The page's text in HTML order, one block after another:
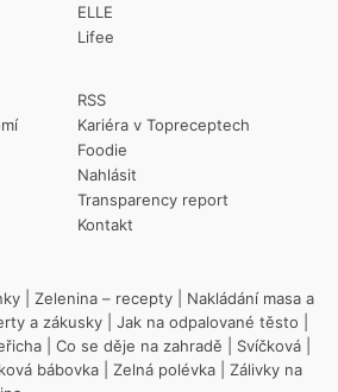
RSS
Kariéra v Topreceptech
Foodie
Nahlásit
Transparency report
Kontakt
ELLE
Lifee
Zelenina – recepty
Nakládání masa a
a zákusky Jak na odpalované těsto
Co se děje na zahradě Svíčková
bábovka Zelná polévka
Zálivky na